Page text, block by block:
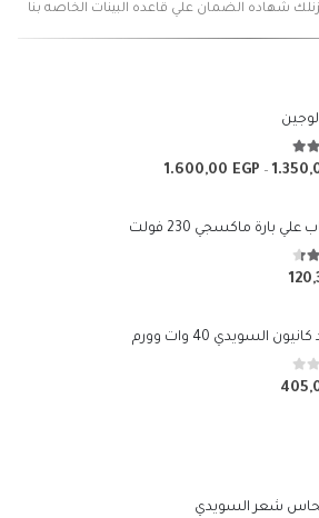
شهاده الضمان علي قاعده البينات الخاصه بنا
–
1.600,00 EGP
من
بارة ماكسجي 230 فولت
5
السويدي 40 وات وورم
شعر السويدي